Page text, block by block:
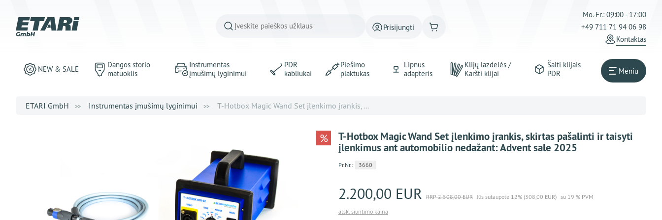
Prisijungti
Mo.-Fr.: 09:00 - 17:00
+49 711 71 94 06 98
Kontaktas
NEW & SALE
Dangos storio
matuoklis
Instrumentas
įmušimų lyginimui
PDR
kabliukai
Piešimo
plaktukas
Lipnus
adapteris
Klijų lazdelės /
Karšti klijai
Šalti klijais
PDR
Meniu
ETARI GmbH Instrumentas įmušimų lyginimui T-Hotbox Magic Wand Set įlenkimo įrankis, ...
%
T-Hotbox Magic Wand Set įlenkimo įrankis, skirtas pašalinti ir taisyti
įlenkimus ant automobilio nedažant: Advent sale 2025
Pr.Nr.: 3660
2.200,00 EUR RRP 2.508,00 EUR Jūs sutaupote 12% (308,00 EUR) su 19 % PVM
atsk. siuntimo kaina